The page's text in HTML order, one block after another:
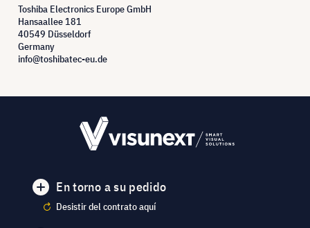
Toshiba Electronics Europe GmbH
Hansaallee 181
40549 Düsseldorf
Germany
info@toshibatec-eu.de
En torno a su pedido
Desistir del contrato aquí